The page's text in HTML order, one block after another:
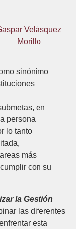
Velásquez
Morillo
sinónimo
en
persona
lo tanto
más
con su
la Gestión
las diferentes
esta